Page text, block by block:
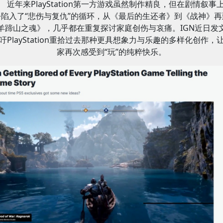
近年来PlayStation第一方游戏虽然制作精良，但在剧情叙事
入了“悲伤与复仇”的循环，从《最后的生还者》到《战神》
蹄山之魂》，几乎都在重复探讨家庭创伤与哀痛。IGN近日发
PlayStation重拾过去那种更具想象力与乐趣的多样化创作，
家再次感受到“玩”的纯粹快乐。